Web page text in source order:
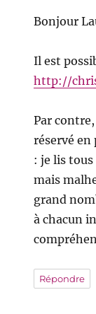
Bonjour
Il est
http://
Par
réservé
: je lis tous
mais
grand
à chacun
Répondre